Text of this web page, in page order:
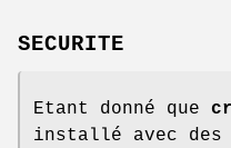
SECURITE
Etant donné que
installé avec des